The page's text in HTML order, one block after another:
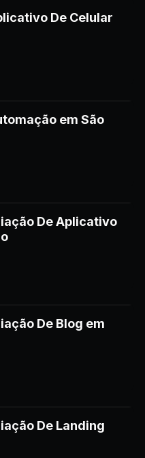
De Celular
em São
De Aplicativo
De Blog em
De Landing